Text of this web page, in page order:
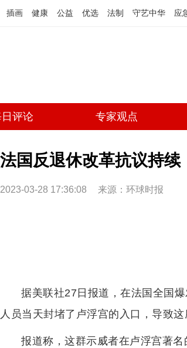
插画 健康 公益 优选 法制 守艺中华 应
评论 专家观点
法国反退休改革抗议持
2023-03-28 17:36:08 来源：环球时报
据美联社27日报道，在法国全国
人员当天封堵了卢浮宫的入口，导致
报道称，这群示威者在卢浮宫著